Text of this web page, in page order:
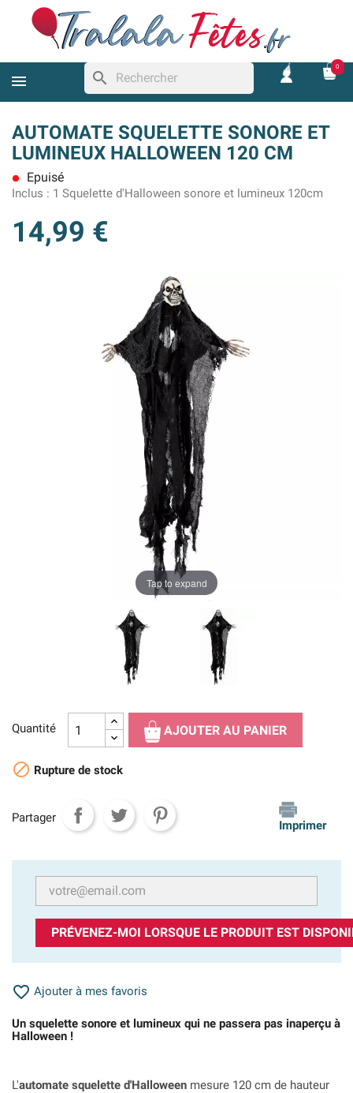
search
0
AUTOMATE SQUELETTE SONORE ET
LUMINEUX HALLOWEEN 120 CM
lens Epuisé
Inclus : 1 Squelette d'Halloween sonore et lumineux 120cm
14,99 €
Tap to expand
Quantité AJOUTER AU PANIER
 Rupture de stock
Partager
Imprimer
PRÉVENEZ-MOI LORSQUE LE PRODUIT EST
 Ajouter à mes favoris
Un squelette sonore et lumineux qui ne passera pas inaperçu à
Halloween !
L'automate squelette d'Halloween mesure 120 cm de hauteur